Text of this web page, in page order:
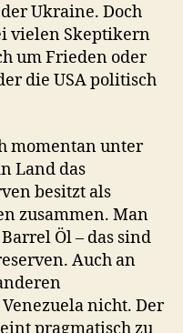
Ukraine. Doch
vielen Skeptikern
um Frieden oder
die USA politisch
momentan unter
Land das
besitzt als
zusammen. Man
Öl – das sind
Auch an
nicht. Der
pragmatisch zu